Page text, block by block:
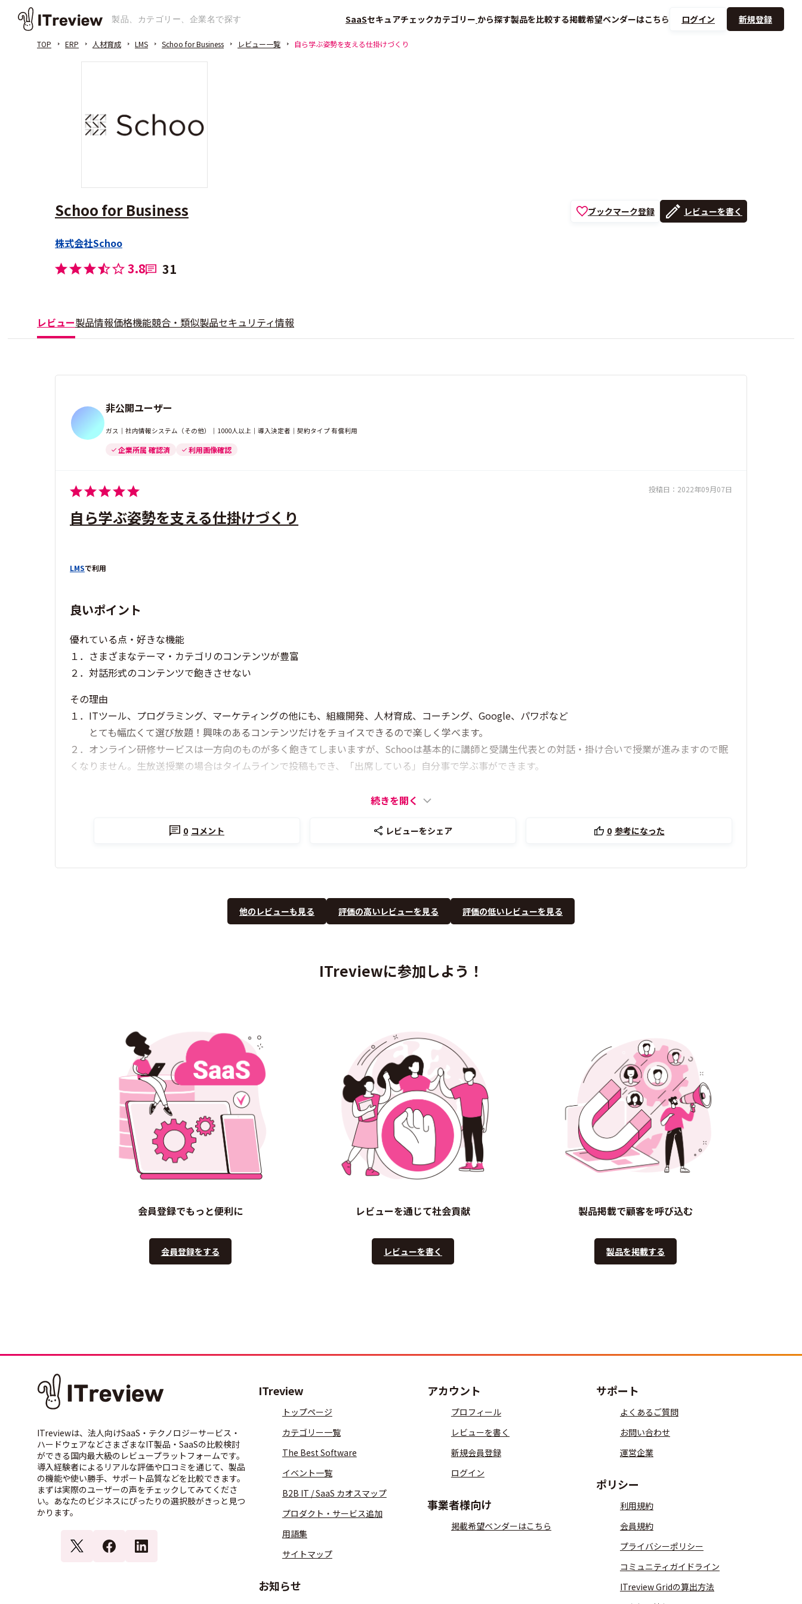
SaaSセキュアチェックカテゴリー から探す製品を比較する掲載希望ベンダーはこちら ログイン 新規登録
TOP ERP 人材育成 LMS Schoo for Business レビュー一覧 自ら学ぶ姿勢を支える仕掛けづくり
Schoo for Business
株式会社Schoo
3.8 31
ブックマーク登録 レビューを書く
レビュー製品情報価格機能競合・類似製品セキュリティ情報
非公開ユーザー
ガス｜社内情報システム（その他）｜1000人以上｜導入決定者｜契約タイプ 有償利用
企業所属 確認済 利用画像確認
投稿日： 2022年09月07日
自ら学ぶ姿勢を支える仕掛けづくり
LMSで利用
良いポイント
優れている点・好きな機能
１．さまざまなテーマ・カテゴリのコンテンツが豊富
２．対話形式のコンテンツで飽きさせない
その理由
１．ITツール、プログラミング、マーケティングの他にも、組織開発、人材育成、コーチング、Google、パワポなど
とても幅広くて選び放題！興味のあるコンテンツだけをチョイスできるので楽しく学べます。
２．オンライン研修サービスは一方向のものが多く飽きてしまいますが、Schooは基本的に講師と受講生代表との対話・掛け合いで授業が進みますので眠
くなりません。生放送授業の場合はタイムラインで投稿もでき、「出席している」自分事で学ぶ事ができます。
続きを開く
0 コメント レビューをシェア 0 参考になった
他のレビューも見る 評価の高いレビューを見る 評価の低いレビューを見る
ITreviewに参加しよう！
会員登録でもっと便利に
会員登録をする
レビューを通じて社会貢献
レビューを書く
製品掲載で顧客を呼び込む
製品を掲載する
ITreviewは、法人向けSaaS・テクノロジーサービス・
ハードウェアなどさまざまなIT製品・SaaSの比較検討
ができる国内最大級のレビュープラットフォームです。
導入経験者によるリアルな評価や口コミを通じて、製品
の機能や使い勝手、サポート品質などを比較できます。
まずは実際のユーザーの声をチェックしてみてくださ
い。あなたのビジネスにぴったりの選択肢がきっと見つ
かります。
ITreview
トップページ
カテゴリー一覧
The Best Software
イベント一覧
B2B IT / SaaS カオスマップ
プロダクト・サービス追加
用語集
サイトマップ
お知らせ
アカウント
プロフィール
レビューを書く
新規会員登録
ログイン
事業者様向け
掲載希望ベンダーはこちら
サポート
よくあるご質問
お問い合わせ
運営企業
ポリシー
利用規約
会員規約
プライバシーポリシー
コミュニティガイドライン
ITreview Gridの算出方法